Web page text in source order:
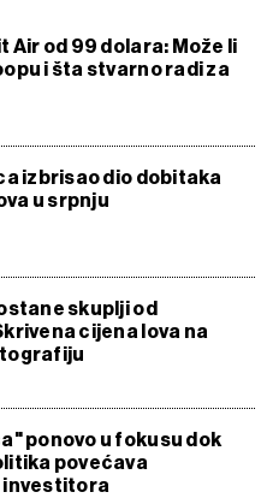
Air od 99 dolara: Može li
i šta stvarno radi za
izbrisao dio dobitaka
u srpnju
skuplji od
cijena lova na
ponovo u fokusu dok
povećava